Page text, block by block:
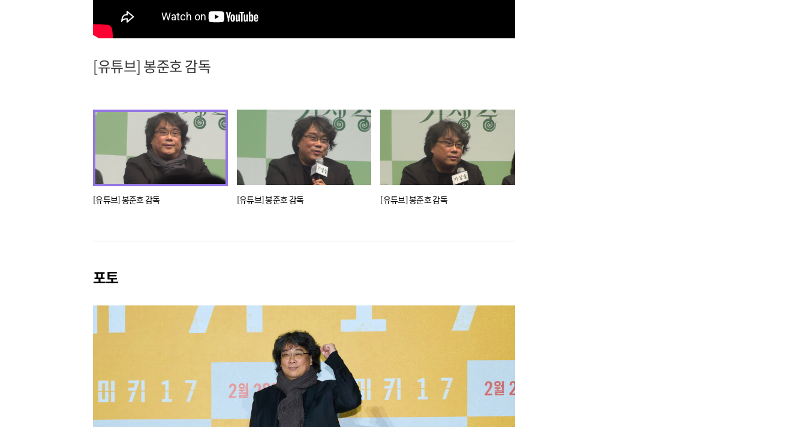
[유튜브] 봉준호 감독
[유튜브] 봉준호 감독 [유튜브] 봉준호 감독 [유튜브] 봉준호 감독
포토